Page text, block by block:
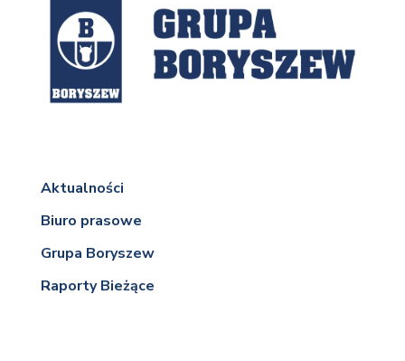
Aktualności
Biuro prasowe
Grupa Boryszew
Raporty Bieżące